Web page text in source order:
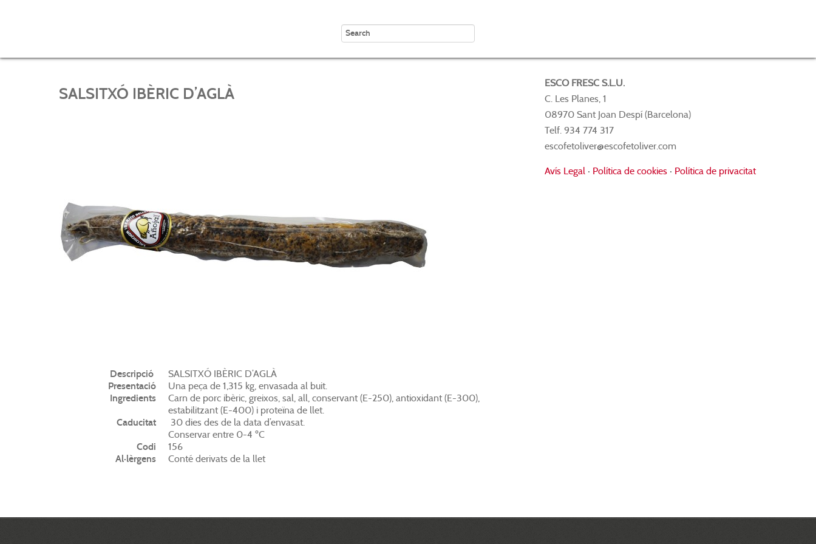
SALSITXÓ IBÈRIC D’AGLÀ
Descripció
SALSITXÓ IBÈRIC D’AGLÀ
Presentació
Una peça de 1,315 kg, envasada al buit.
Ingredients
Carn de porc ibèric, greixos, sal, all, conservant (E-250), antioxidant (E-300),
estabilitzant (E-400) i proteïna de llet.
Caducitat
30 dies des de la data d’envasat.
Conservar entre 0-4 ºC
Codi
156
Al·lèrgens
Conté derivats de la llet
ESCO FRESC S.L.U.
C. Les Planes, 1
08970 Sant Joan Despí (Barcelona)
Telf. 934 774 317
escofetoliver@escofetoliver.com
Avís Legal · Política de cookies · Política de privacitat